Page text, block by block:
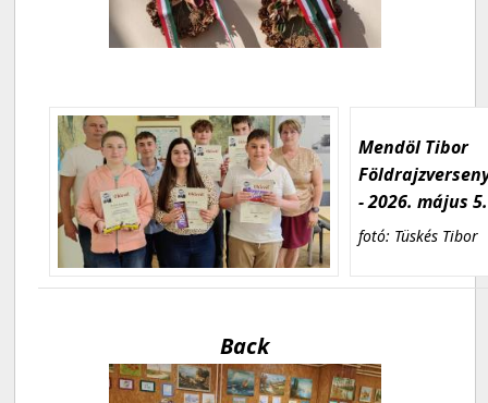
Mendöl Tibor
- 2026. május 5.
fotó: Tüskés Tibor
Back